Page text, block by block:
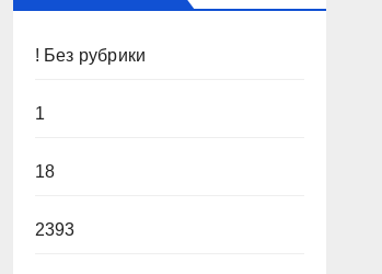
! Без рубрики
1
18
2393